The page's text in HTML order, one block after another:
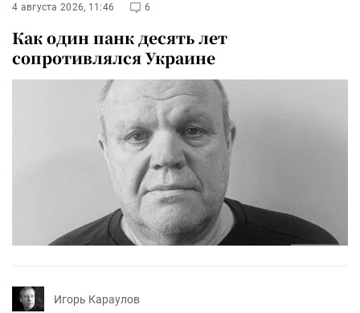
4 августа 2026, 11:46 6
Как один панк десять лет
сопротивлялся Украине
Игорь Караулов